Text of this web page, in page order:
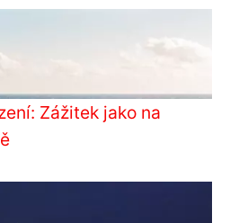
Zážitek jako na